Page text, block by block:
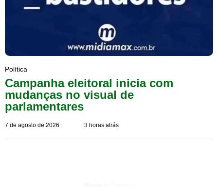
Política
Campanha eleitoral inicia com
mudanças no visual de
parlamentares
7 de agosto de 2026 3 horas atrás